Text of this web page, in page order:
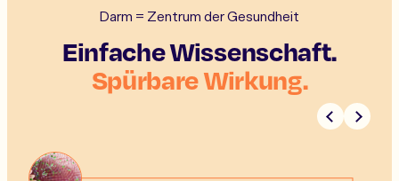
Darm = Zentrum der Gesundheit
Einfache Wissenschaft.
Spürbare Wirkung.